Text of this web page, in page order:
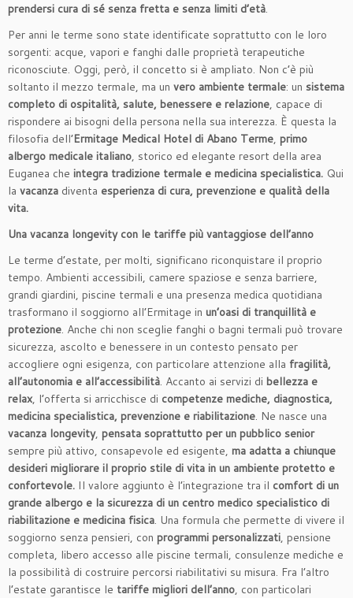
prendersi cura di sé senza fretta e senza limiti d’età.
Per anni le terme sono state identificate soprattutto con le loro
sorgenti: acque, vapori e fanghi dalle proprietà terapeutiche
riconosciute. Oggi, però, il concetto si è ampliato. Non c’è più
soltanto il mezzo termale, ma un vero ambiente termale: un sistema
completo di ospitalità, salute, benessere e relazione, capace di
rispondere ai bisogni della persona nella sua interezza. È questa la
filosofia dell’Ermitage Medical Hotel di Abano Terme, primo
albergo medicale italiano, storico ed elegante resort della area
Euganea che integra tradizione termale e medicina specialistica. Qui
la vacanza diventa esperienza di cura, prevenzione e qualità della
vita.
Una vacanza longevity con le tariffe più vantaggiose dell’anno
Le terme d’estate, per molti, significano riconquistare il proprio
tempo. Ambienti accessibili, camere spaziose e senza barriere,
grandi giardini, piscine termali e una presenza medica quotidiana
trasformano il soggiorno all’Ermitage in un’oasi di tranquillità e
protezione. Anche chi non sceglie fanghi o bagni termali può trovare
sicurezza, ascolto e benessere in un contesto pensato per
accogliere ogni esigenza, con particolare attenzione alla fragilità,
all’autonomia e all’accessibilità. Accanto ai servizi di bellezza e
relax, l’offerta si arricchisce di competenze mediche, diagnostica,
medicina specialistica, prevenzione e riabilitazione. Ne nasce una
vacanza longevity, pensata soprattutto per un pubblico senior
sempre più attivo, consapevole ed esigente, ma adatta a chiunque
desideri migliorare il proprio stile di vita in un ambiente protetto e
confortevole. Il valore aggiunto è l’integrazione tra il comfort di un
grande albergo e la sicurezza di un centro medico specialistico di
riabilitazione e medicina fisica. Una formula che permette di vivere il
soggiorno senza pensieri, con programmi personalizzati, pensione
completa, libero accesso alle piscine termali, consulenze mediche e
la possibilità di costruire percorsi riabilitativi su misura. Fra l’altro
l’estate garantisce le tariffe migliori dell’anno, con particolari